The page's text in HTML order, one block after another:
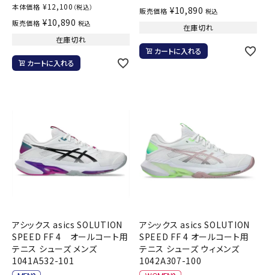
本体価格 ¥12,100 （税込）
販売価格 ¥10,890 税込
在庫切れ
カートに入れる
販売価格 ¥10,890 税込
在庫切れ
カートに入れる
アシックス asics SOLUTION
SPEED FF 4 オールコート用
テニス シューズ メンズ
1041A532-101
アシックス asics SOLUTION
SPEED FF 4 オールコート用
テニス シューズ ウィメンズ
1042A307-100